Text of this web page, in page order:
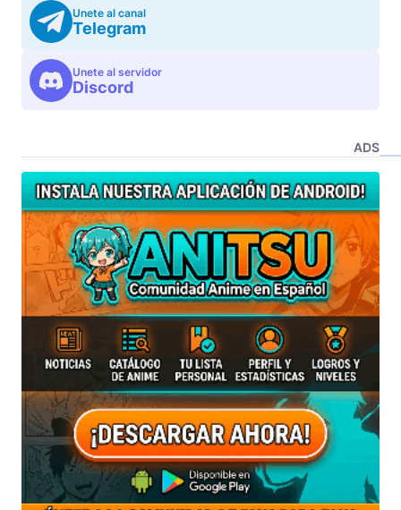
Unete al canal
Telegram
Unete al servidor
Discord
ADS